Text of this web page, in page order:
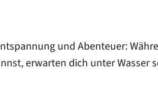
und Abenteuer:
erwarten dich unter Wasser